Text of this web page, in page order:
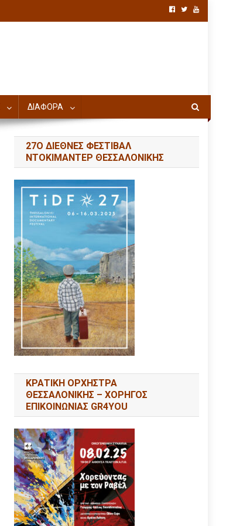
ΔΙΑΦΟΡΑ
27Ο ΔΙΕΘΝΕΣ ΦΕΣΤΙΒΑΛ
ΝΤΟΚΙΜΑΝΤΕΡ ΘΕΣΣΑΛΟΝΙΚΗΣ
ΚΡΑΤΙΚΗ ΟΡΧΗΣΤΡΑ
ΘΕΣΣΑΛΟΝΙΚΗΣ – ΧΟΡΗΓΟΣ
ΕΠΙΚΟΙΝΩΝΙΑΣ GR4YOU